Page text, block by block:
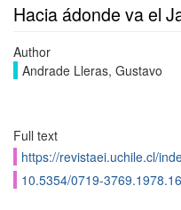
Hacia ádonde va el
Author
Andrade Lleras, Gustavo
Full text
https://revistaei.uchile.cl/
10.5354/0719-